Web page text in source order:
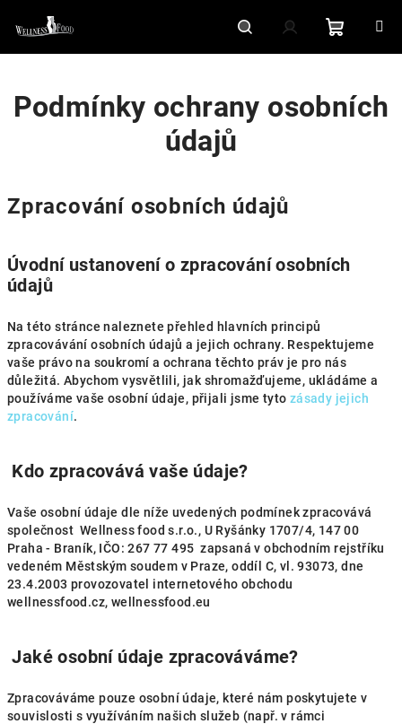
HledatPřihlášeníNákupní
košík
Podmínky ochrany osobních
údajů
Zpracování osobních údajů
Úvodní ustanovení o zpracování osobních
údajů
Na této stránce naleznete přehled hlavních principů
zpracovávání osobních údajů a jejich ochrany. Respektujeme
vaše právo na soukromí a ochrana těchto práv je pro nás
důležitá. Abychom vysvětlili, jak shromažďujeme, ukládáme a
používáme vaše osobní údaje, přijali jsme tyto zásady jejich
zpracování.
Kdo zpracovává vaše údaje?
Vaše osobní údaje dle níže uvedených podmínek zpracovává
společnost Wellness food s.r.o., U Ryšánky 1707/4, 147 00
Praha - Braník, IČO: 267 77 495 zapsaná v obchodním rejstříku
vedeném Městským soudem v Praze, oddíl C, vl. 93073, dne
23.4.2003 provozovatel internetového obchodu
wellnessfood.cz, wellnessfood.eu
Jaké osobní údaje zpracováváme?
Zpracováváme pouze osobní údaje, které nám poskytujete v
souvislosti s využíváním našich služeb (např. v rámci